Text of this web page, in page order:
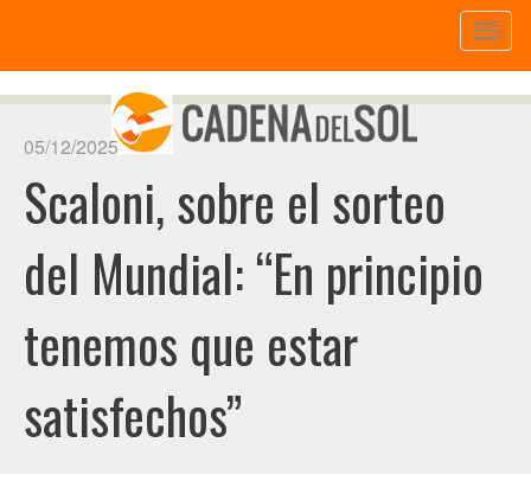
05/12/2025
Scaloni, sobre el sorteo
del Mundial: “En principio
tenemos que estar
satisfechos”